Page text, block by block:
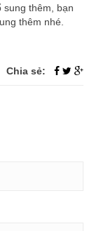
sung thêm, bạn
thêm nhé.
Chia sẻ: